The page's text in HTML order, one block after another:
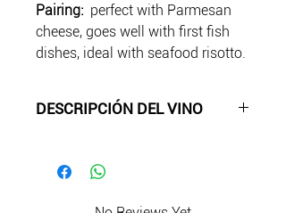
Pairing: perfect with Parmesan
cheese, goes well with first fish
dishes, ideal with seafood risotto.
DESCRIPCIÓN DEL VINO
con Método Clásico, con la uva
aromáticos con elevada